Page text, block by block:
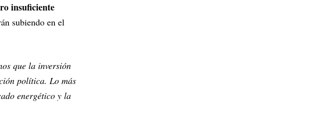
insuficiente
subiendo en el
que la inversión
política. Lo más
energético y la